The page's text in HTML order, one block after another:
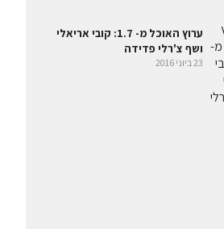
ערוץ האוכל מ- 1.7: קובי אריאלי
ושף צ'רלי פדידה
23 ביוני 2016